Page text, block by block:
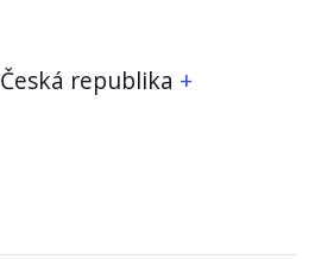
Česká republika +